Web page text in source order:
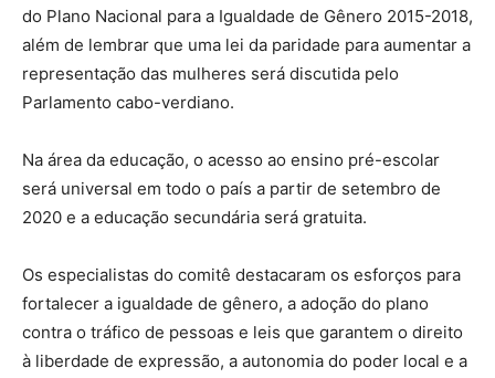
do Plano Nacional para a Igualdade de Gênero 2015-2018,
além de lembrar que uma lei da paridade para aumentar a
representação das mulheres será discutida pelo
Parlamento cabo-verdiano.
Na área da educação, o acesso ao ensino pré-escolar
será universal em todo o país a partir de setembro de
2020 e a educação secundária será gratuita.
Os especialistas do comitê destacaram os esforços para
fortalecer a igualdade de gênero, a adoção do plano
contra o tráfico de pessoas e leis que garantem o direito
à liberdade de expressão, a autonomia do poder local e a